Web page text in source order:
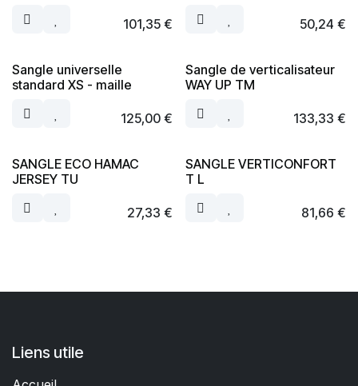
101,35€ 50,24 €
Sangle universelle
standard XS - maille
125,00€
Sangle de verticalisateur
WAY UP TM
133,33 €
SANGLE ECO HAMAC
JERSEY TU
27,33 €
SANGLE VERTICONFORT
T L
81,66 €
Liens utile